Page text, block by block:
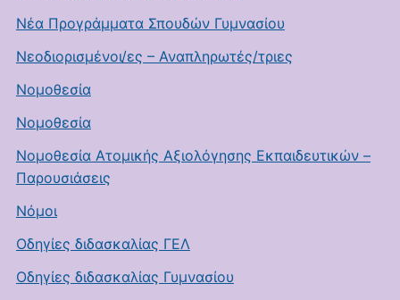
Νέα Προγράμματα Σπουδών Γυμνασίου
Νεοδιορισμένοι/ες – Αναπληρωτές/τριες
Νομοθεσία
Νομοθεσία
Νομοθεσία Ατομικής Αξιολόγησης Εκπαιδευτικών –
Παρουσιάσεις
Νόμοι
Οδηγίες διδασκαλίας ΓΕΛ
Οδηγίες διδασκαλίας Γυμνασίου